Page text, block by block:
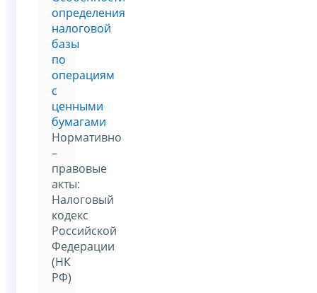
определения
налоговой
базы
по
операциям
с
ценными
бумагами
Нормативно
–
правовые
акты:
Налоговый
кодекс
Российской
Федерации
(НК
РФ)